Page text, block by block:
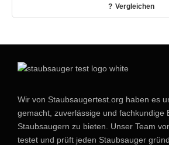
Vergleichen
Wir von Staubsaugertest.org haben es
gemacht, zuverlässige und fachkundige
Staubsaugern zu bieten. Unser Team
testet und prüft jeden Staubsauger